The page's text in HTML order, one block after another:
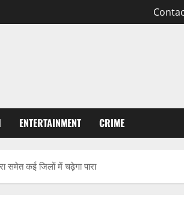
ENTERTAINMENT CRIME
समेत कई जिलों में चढ़ेगा पारा